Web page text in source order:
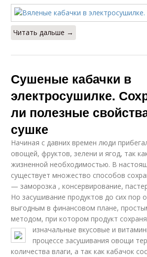
Читать дальше →
Сушеные кабачки в
электросушилке.
ли полезные
сушке
Начиная с давних времен люди
овощей, фруктов, зелени и ягод, так
жизненной необходимостью. В
существует множество способов
— заморозка , консервирование,
Но засушивание продуктов до сих пор
выгодным в финансовом плане,
методом, при котором продукт
изначальные вкусовые и
процессе засушивания овощи
количества влаги, а так как кабачок